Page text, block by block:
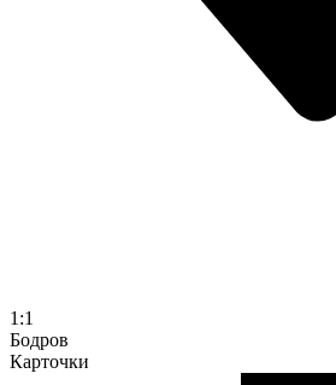
1:1
Бодров
Карточки